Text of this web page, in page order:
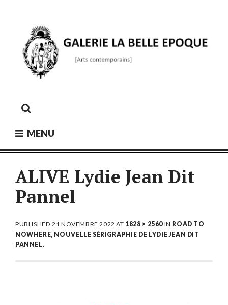
MENU
ALIVE Lydie Jean Dit
Pannel
PUBLISHED21 NOVEMBRE 2022 AT 1828 × 2560IN ROAD TO
NOWHERE, NOUVELLE SÉRIGRAPHIE DE LYDIE JEAN DIT
PANNEL.